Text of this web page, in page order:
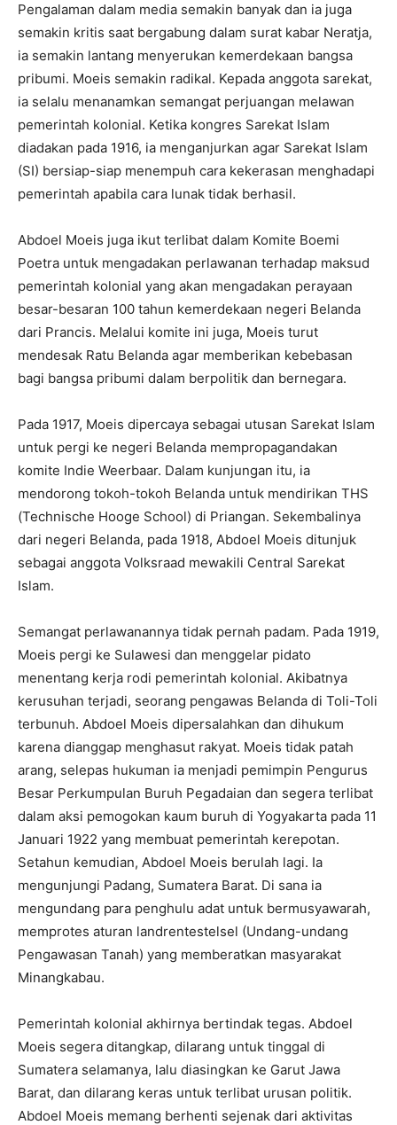
Pengalaman dalam media semakin banyak dan ia juga
semakin kritis saat bergabung dalam surat kabar Neratja,
ia semakin lantang menyerukan kemerdekaan bangsa
pribumi. Moeis semakin radikal. Kepada anggota sarekat,
ia selalu menanamkan semangat perjuangan melawan
pemerintah kolonial. Ketika kongres Sarekat Islam
diadakan pada 1916, ia menganjurkan agar Sarekat Islam
(SI) bersiap-siap menempuh cara kekerasan menghadapi
pemerintah apabila cara lunak tidak berhasil.
Abdoel Moeis juga ikut terlibat dalam Komite Boemi
Poetra untuk mengadakan perlawanan terhadap maksud
pemerintah kolonial yang akan mengadakan perayaan
besar-besaran 100 tahun kemerdekaan negeri Belanda
dari Prancis. Melalui komite ini juga, Moeis turut
mendesak Ratu Belanda agar memberikan kebebasan
bagi bangsa pribumi dalam berpolitik dan bernegara.
Pada 1917, Moeis dipercaya sebagai utusan Sarekat Islam
untuk pergi ke negeri Belanda mempropagandakan
komite Indie Weerbaar. Dalam kunjungan itu, ia
mendorong tokoh-tokoh Belanda untuk mendirikan THS
(Technische Hooge School) di Priangan. Sekembalinya
dari negeri Belanda, pada 1918, Abdoel Moeis ditunjuk
sebagai anggota Volksraad mewakili Central Sarekat
Islam.
Semangat perlawanannya tidak pernah padam. Pada 1919,
Moeis pergi ke Sulawesi dan menggelar pidato
menentang kerja rodi pemerintah kolonial. Akibatnya
kerusuhan terjadi, seorang pengawas Belanda di Toli-Toli
terbunuh. Abdoel Moeis dipersalahkan dan dihukum
karena dianggap menghasut rakyat. Moeis tidak patah
arang, selepas hukuman ia menjadi pemimpin Pengurus
Besar Perkumpulan Buruh Pegadaian dan segera terlibat
dalam aksi pemogokan kaum buruh di Yogyakarta pada 11
Januari 1922 yang membuat pemerintah kerepotan.
Setahun kemudian, Abdoel Moeis berulah lagi. Ia
mengunjungi Padang, Sumatera Barat. Di sana ia
mengundang para penghulu adat untuk bermusyawarah,
memprotes aturan landrentestelsel (Undang-undang
Pengawasan Tanah) yang memberatkan masyarakat
Minangkabau.
Pemerintah kolonial akhirnya bertindak tegas. Abdoel
Moeis segera ditangkap, dilarang untuk tinggal di
Sumatera selamanya, lalu diasingkan ke Garut Jawa
Barat, dan dilarang keras untuk terlibat urusan politik.
Abdoel Moeis memang berhenti sejenak dari aktivitas